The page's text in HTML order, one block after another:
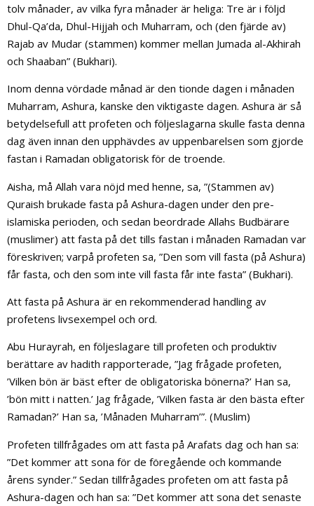
tolv månader, av vilka fyra månader är heliga: Tre är i följd
Dhul-Qa’da, Dhul-Hijjah och Muharram, och (den fjärde av)
Rajab av Mudar (stammen) kommer mellan Jumada al-Akhirah
och Shaaban” (Bukhari).
Inom denna vördade månad är den tionde dagen i månaden
Muharram, Ashura, kanske den viktigaste dagen. Ashura är så
betydelsefull att profeten och följeslagarna skulle fasta denna
dag även innan den upphävdes av uppenbarelsen som gjorde
fastan i Ramadan obligatorisk för de troende.
Aisha, må Allah vara nöjd med henne, sa, ”(Stammen av)
Quraish brukade fasta på Ashura-dagen under den pre-
islamiska perioden, och sedan beordrade Allahs Budbärare
(muslimer) att fasta på det tills fastan i månaden Ramadan var
föreskriven; varpå profeten sa, ”Den som vill fasta (på Ashura)
får fasta, och den som inte vill fasta får inte fasta” (Bukhari).
Att fasta på Ashura är en rekommenderad handling av
profetens livsexempel och ord.
Abu Hurayrah, en följeslagare till profeten och produktiv
berättare av hadith rapporterade, ”Jag frågade profeten,
’Vilken bön är bäst efter de obligatoriska bönerna?’ Han sa,
’bön mitt i natten.’ Jag frågade, ’Vilken fasta är den bästa efter
Ramadan?’ Han sa, ’Månaden Muharram’”. (Muslim)
Profeten tillfrågades om att fasta på Arafats dag och han sa:
”Det kommer att sona för de föregående och kommande
årens synder.” Sedan tillfrågades profeten om att fasta på
Ashura-dagen och han sa: ”Det kommer att sona det senaste